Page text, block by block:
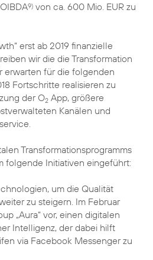
9) von ca. 600 Mio. EUR zu
erst ab 2019 finanzielle
wir die die Transformation
erwarten für die folgenden
Fortschritte realisieren zu
der O2 App, größere
Kanälen und
Transformationsprogramms
folgende Initiativen eingeführt:
um die Qualität
zu steigern. Im Februar
„Aura“ vor, einen digitalen
Intelligenz, der dabei hilft
via Facebook Messenger zu